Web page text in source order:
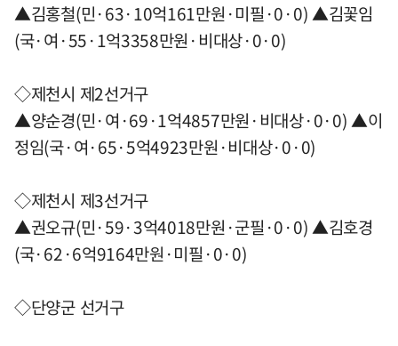
▲김홍철(민·63·10억161만원·미필·0·0) ▲김꽃임
(국·여·55·1억3358만원·비대상·0·0)
◇제천시 제2선거구
▲양순경(민·여·69·1억4857만원·비대상·0·0) ▲이
정임(국·여·65·5억4923만원·비대상·0·0)
◇제천시 제3선거구
▲권오규(민·59·3억4018만원·군필·0·0) ▲김호경
(국·62·6억9164만원·미필·0·0)
◇단양군 선거구